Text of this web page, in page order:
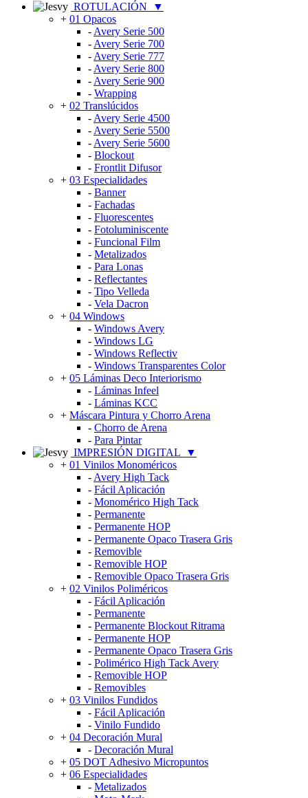
ROTULACIÓN
▼
+ 01 Opacos
- Avery Serie 500
- Avery Serie 700
- Avery Serie 777
- Avery Serie 800
- Avery Serie 900
- Wrapping
+ 02 Translúcidos
- Avery Serie 4500
- Avery Serie 5500
- Avery Serie 5600
- Blockout
- Frontlit Difusor
+ 03 Especialidades
- Banner
- Fachadas
- Fluorescentes
- Fotoluminiscente
- Funcional Film
- Metalizados
- Para Lonas
- Reflectantes
- Tipo Velleda
- Vela Dacron
+ 04 Windows
- Windows Avery
- Windows LG
- Windows Reflectiv
- Windows Transparentes Color
+ 05 Láminas Deco Interiorismo
- Láminas Infeel
- Láminas KCC
+ Máscara Pintura y Chorro Arena
- Chorro de Arena
- Para Pintar
IMPRESIÓN DIGITAL
▼
+ 01 Vinilos Monoméricos
- Avery High Tack
- Fácil Aplicación
- Monomérico High Tack
- Permanente
- Permanente HOP
- Permanente Opaco Trasera Gris
- Removible
- Removible HOP
- Removible Opaco Trasera Gris
+ 02 Vinilos Poliméricos
- Fácil Aplicación
- Permanente
- Permanente Blockout Ritrama
- Permanente HOP
- Permanente Opaco Trasera Gris
- Polimérico High Tack Avery
- Removible HOP
- Removibles
+ 03 Vinilos Fundidos
- Fácil Aplicación
- Vinilo Fundido
+ 04 Decoración Mural
- Decoración Mural
+ 05 DOT Adhesivo Micropuntos
+ 06 Especialidades
- Metalizados